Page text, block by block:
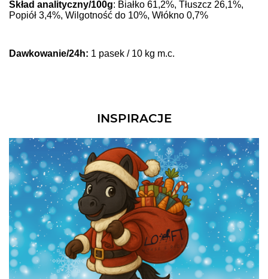
Skład analityczny/100g: Białko 61,2%, Tłuszcz 26,1%,
Popiół 3,4%, Wilgotność do 10%, Włókno 0,7%
Dawkowanie/24h: 1 pasek / 10 kg m.c.
INSPIRACJE